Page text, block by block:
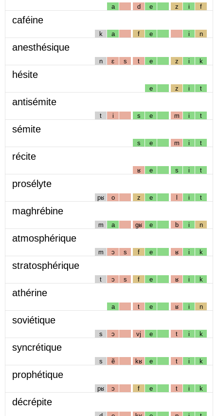
a d e z i f
caféine
k a f e i n
anesthésique
n ɛ s t e z i k
hésite
e z i t
antisémite
t i s e m i t
sémite
s e m i t
récite
ʁ e s i t
prosélyte
pʁ o z e l i t
maghrébine
m a gʁ e b i n
atmosphérique
m ɔ s f e ʁ i k
stratosphérique
t ɔ s f e ʁ i k
athérine
a t e ʁ i n
soviétique
s ɔ vj e t i k
syncrétique
s ẽ kʁ e t i k
prophétique
pʁ ɔ f e t i k
décrépite